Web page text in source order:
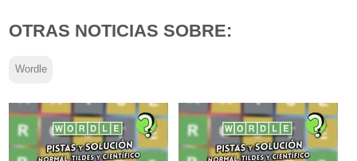
OTRAS NOTICIAS SOBRE:
Wordle